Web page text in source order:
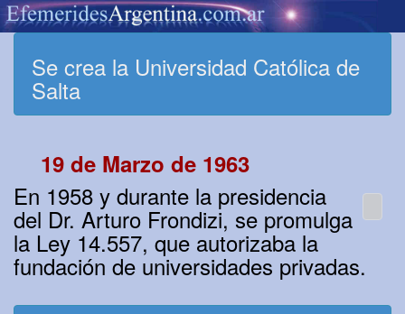
Se crea la Universidad Católica de
Salta
19 de Marzo de 1963
En 1958 y durante la presidencia
del Dr. Arturo Frondizi, se promulga
la Ley 14.557, que autorizaba la
fundación de universidades privadas.